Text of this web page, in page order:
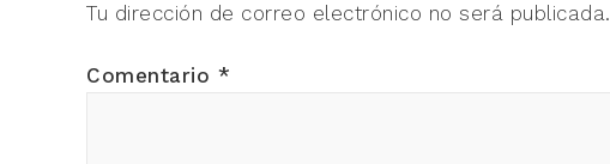
Tu dirección de correo electrónico no será publicada.
Comentario *